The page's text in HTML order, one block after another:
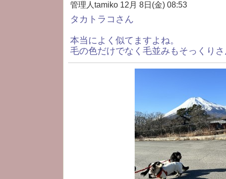
管理人tamiko 12月 8日(金) 08:53
タカトラコさん
本当によく似てますよね。
毛の色だけでなく毛並みもそっくり